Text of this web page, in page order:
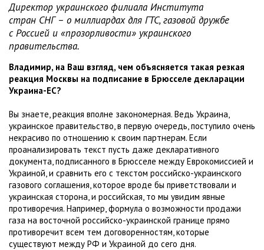
Директор украинского филиала Института
стран СНГ – о миллиардах для ГТС, газовой дружбе
с Россией и «прозорливости» украинского
правительства.
Владимир, на Ваш взгляд, чем объясняется такая резкая
реакция Москвы на подписание в Брюсселе декларации
Украина-ЕС?
Вы знаете, реакция вполне закономерная. Ведь Украина,
украинское правительство, в первую очередь, поступило очень
некрасиво по отношению к своим партнерам. Если
проанализировать текст пусть даже декларативного
документа, подписанного в Брюсселе между Еврокомиссией и
Украиной, и сравнить его с текстом российско-украинского
газового соглашения, которое вроде бы приветствовали и
украинская сторона, и российская, то мы увидим явные
противоречия. Например, формула о возможности продажи
газа на восточной российско-украинской границе прямо
противоречит всем тем договоренностям, которые
существуют между РФ и Украиной до сего дня.